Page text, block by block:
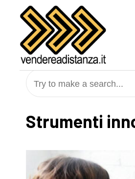
content
Try to make a search...
Strumenti